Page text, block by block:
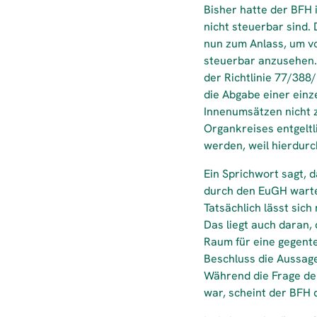
Bisher hatte der BFH
nicht steuerbar sind.
nun zum Anlass, um
steuerbar
der Richtlinie 77/
die Abgabe einer
Innenumsätzen nicht
Organkreises
werden, weil
Ein Sprichwort sagt,
durch den EuGH
Tatsächlich lässt
Das liegt auch
Raum für eine
Beschluss die
Während die Frage
war, scheint der BFH